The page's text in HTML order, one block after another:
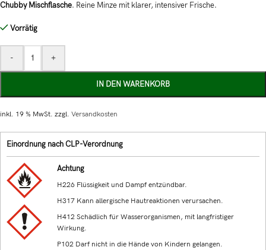
Chubby Mischflasche. Reine Minze mit klarer, intensiver Frische.
Vorrätig
- +
IN DEN WARENKORB
inkl. 19 % MwSt. zzgl. Versandkosten
Einordnung nach CLP-Verordnung
Achtung
H226 Flüssigkeit und Dampf entzündbar.
H317 Kann allergische Hautreaktionen verursachen.
H412 Schädlich für Wasserorganismen, mit langfristiger
Wirkung.
P102 Darf nicht in die Hände von Kindern gelangen.